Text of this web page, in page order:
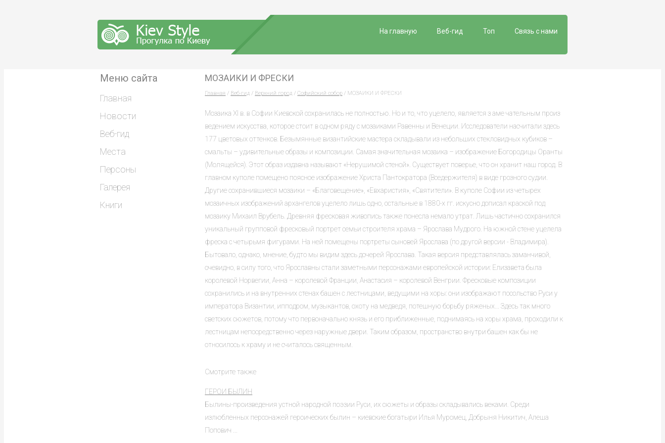
Связь с нами
Топ
Веб-гид
На главную
МОЗАИКИ И ФРЕСКИ
Главная / Веб-гид / Верхний город / Софийский собор / МОЗАИКИ И ФРЕСКИ
Мозаика XI в. в Софии Киевской сохранилась не полностью. Но и то, что уцелело, является з аме чательным произ
ведением искусства, которое стоит в одном ряду с мозаиками Равенны и Венеции. Исследователи насчитали здесь
177 цветовых оттенков. Безымянные византийские мастера складывали из небольших стекловидных кубиков –
смальты – удивительные образы и композиции. Самая значительная мозаика – изображение Богородицы Оранты
(Молящейся). Этот образ издавна называют «Нерушимой стеной». Существует поверье, что он хранит наш город. В
главном куполе помещено поясное изображение Христа Пантократора (Вседержителя) в виде грозного судии.
Другие сохранившиеся мозаики – «Благовещение», «Евхаристия», «Святители». В куполе Софии из четырех
мозаичных изображений архангелов уцелело лишь одно, остальные в 1880-х гг. искусно дописал краской под
мозаику Михаил Врубель. Древняя фресковая живопись также понесла немало утрат. Лишь частично сохранился
уникальный групповой фресковый портрет семьи строителя храма – Ярослава Мудрого. На южной стене уцелела
фреска с четырьмя фигурами. На ней помещены портреты сыновей Ярослава (по другой версии - Владимира).
Бытовало, однако, мнение, будто мы видим здесь дочерей Ярослава. Такая версия представлялась заманчивой,
очевидно, в силу того, что Ярославны стали заметными персонажами европейской истории: Елизавета была
королевой Норвегии, Анна – королевой Франции, Анастасия – королевой Венгрии. Фресковые композиции
сохранились и на внутренних стенах башен с лестницами, ведущими на хоры: они изображают посольство Руси у
императора Византии, ипподром, музыкантов, охоту на медведя, потешную борьбу ряженых... Здесь так много
светских сюжетов, потому что первоначально князь и его приближенные, поднимаясь на хоры храма, проходили к
лестницам непосредственно через наружные двери. Таким образом, пространство внутри башен как бы не
относилось к храму и не считалось священным.
Смотрите также
ГЕРОИ БЫЛИН
Былины-произведения устной народной поэзии Руси, их сюжеты и образы складывались веками. Среди
излюбленных персонажей героических былин – киевские богатыри Илья Муромец, Добрыня Никитич, Алеша
Попович ...
Меню сайта
Главная
Новости
Веб-гид
Места
Персоны
Галерея
Книги